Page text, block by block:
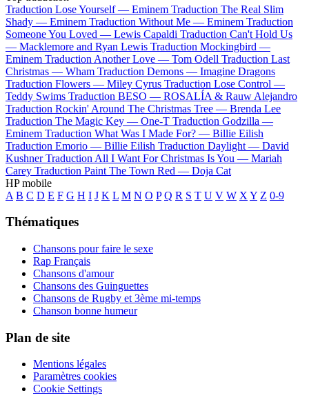
Traduction Lose Yourself — Eminem Traduction The Real Slim
Shady — Eminem Traduction Without Me — Eminem Traduction
Someone You Loved — Lewis Capaldi Traduction Can't Hold Us
— Macklemore and Ryan Lewis Traduction Mockingbird —
Eminem Traduction Another Love — Tom Odell Traduction Last
Christmas — Wham Traduction Demons — Imagine Dragons
Traduction Flowers — Miley Cyrus Traduction Lose Control —
Teddy Swims Traduction BESO — ROSALÍA & Rauw Alejandro
Traduction Rockin' Around The Christmas Tree — Brenda Lee
Traduction The Magic Key — One-T Traduction Godzilla —
Eminem Traduction What Was I Made For? — Billie Eilish
Traduction Emorio — Billie Eilish Traduction Daylight — David
Kushner Traduction All I Want For Christmas Is You — Mariah
Carey Traduction Paint The Town Red — Doja Cat
HP mobile
A B C D E F G H I J K L M N O P Q R S T U V W X Y Z 0-9
Thématiques
Chansons pour faire le sexe
Rap Français
Chansons d'amour
Chansons des Guinguettes
Chansons de Rugby et 3ème mi-temps
Chanson bonne humeur
Plan de site
Mentions légales
Paramètres cookies
Cookie Settings